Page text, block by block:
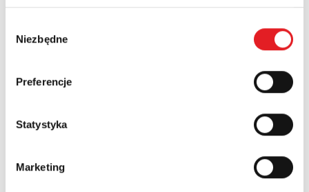
zgody
Niezbędne
Preferencje
Statystyka
Marketing
Relpol introduces the modern KSR-1-RSR25-B interface solid state